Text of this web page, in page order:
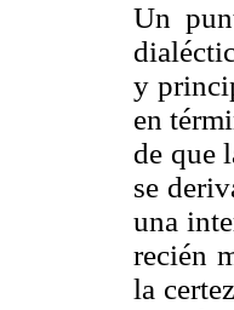
Un
y
en
de que
se
una
recién
la